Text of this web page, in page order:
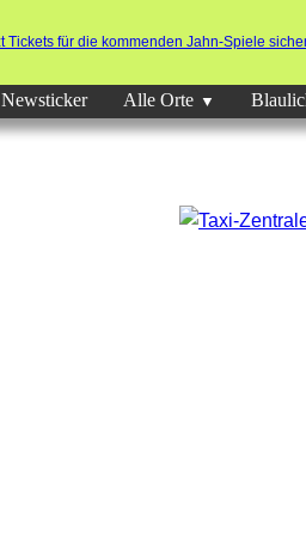
Newsticker Alle Orte